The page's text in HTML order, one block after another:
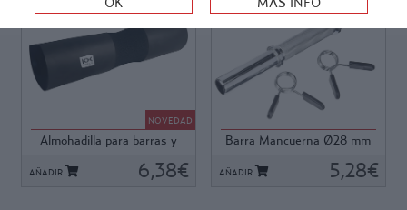
NOVEDAD
Almohadilla para barras y
sentadillas KX...
AÑADIR 6,38€
Ref: 31658
Protector para hombros y
espuma en alta densidad, con
apertura lateral, fácil
colocación y limpieza.
Longitud 43 cm
Barra Mancuerna Ø28 mm
con cierres - 28 cm
AÑADIR 5,28€
Ref: 62366
Barras fabricadas con acero
brillante de alta calidad y
acabado cromado. Seguras y
confortables gracias a la
superficie estriada en las
zonas de agarre.
Incluye cierres de pinza